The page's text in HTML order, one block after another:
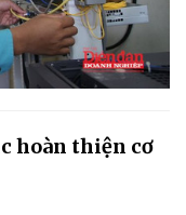
hoàn thiện cơ